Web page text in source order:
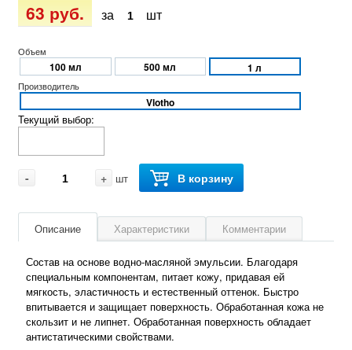
63 руб. за шт
Объем
100 мл 500 мл 1 л
Производитель
Vlotho
Текущий выбор:
- + шт В корзину
Описание Характеристики Комментарии
Состав на основе водно-масляной эмульсии. Благодаря
специальным компонентам, питает кожу, придавая ей
мягкость, эластичность и естественный оттенок. Быстро
впитывается и защищает поверхность. Обработанная кожа не
скользит и не липнет. Обработанная поверхность обладает
антистатическими свойствами.